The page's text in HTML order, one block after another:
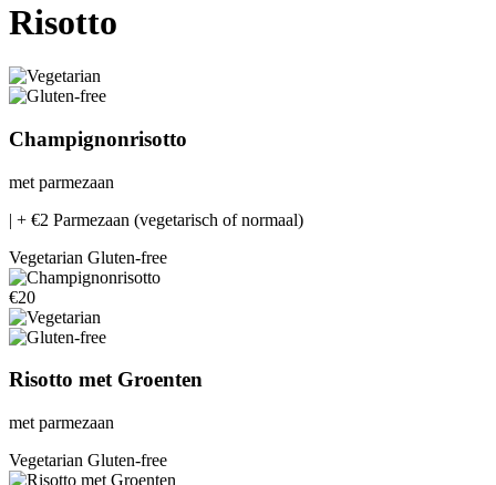
Risotto
Champignonrisotto
met parmezaan
| + €2 Parmezaan (vegetarisch of normaal)
Vegetarian Gluten-free
€20
Risotto met Groenten
met parmezaan
Vegetarian Gluten-free